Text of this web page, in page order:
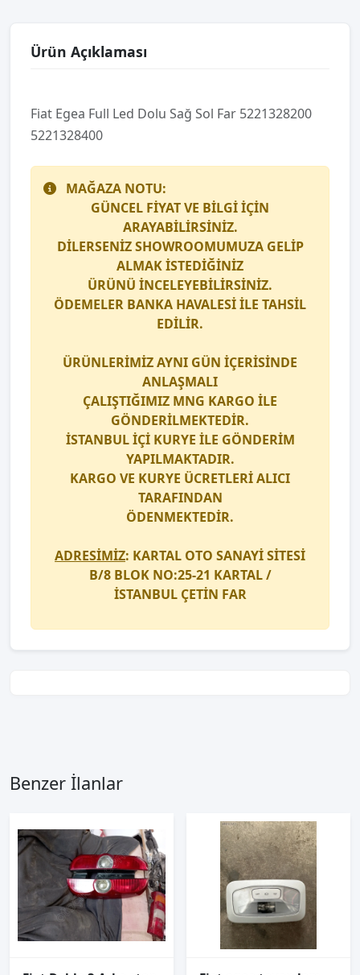
Ürün Açıklaması
Fi̇at Egea Full Led Dolu Sağ Sol Far 5221328200
5221328400
MAĞAZA NOTU:
GÜNCEL FİYAT VE BİLGİ İÇİN
ARAYABİLİRSİNİZ.
DİLERSENİZ SHOWROOMUMUZA GELİP
ALMAK İSTEDİĞİNİZ
ÜRÜNÜ İNCELEYEBİLİRSİNİZ.
ÖDEMELER BANKA HAVALESİ İLE TAHSİL
EDİLİR.
ÜRÜNLERİMİZ AYNI GÜN İÇERİSİNDE
ANLAŞMALI
ÇALIŞTIĞIMIZ MNG KARGO İLE
GÖNDERİLMEKTEDİR.
İSTANBUL İÇİ KURYE İLE GÖNDERİM
YAPILMAKTADIR.
KARGO VE KURYE ÜCRETLERİ ALICI
TARAFINDAN
ÖDENMEKTEDİR.
ADRESİMİZ: KARTAL OTO SANAYİ SİTESİ
B/8 BLOK NO:25-21 KARTAL /
İSTANBUL ÇETİN FAR
Benzer İlanlar